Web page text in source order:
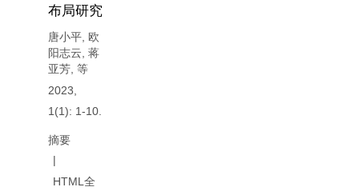
布局研究
唐小平 欧
阳志云 蒋
亚芳 等
2023,
1(1): 1-10.
摘要
HTML全